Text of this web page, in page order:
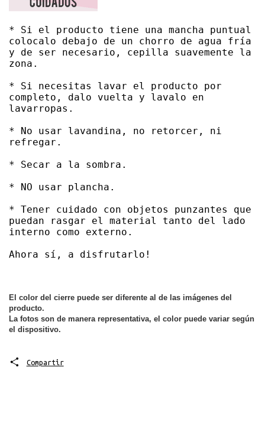
* Si el producto tiene una mancha puntual
colocalo debajo de un chorro de agua fría
y de ser necesario, cepilla suavemente la
zona.
* Si necesitas lavar el producto por
completo, dalo vuelta y lavalo en
lavarropas.
* No usar lavandina, no retorcer, ni
refregar.
* Secar a la sombra.
* NO usar plancha.
* Tener cuidado con objetos punzantes que
puedan rasgar el material tanto del lado
interno como externo.
Ahora sí, a disfrutarlo!
El color del cierre puede ser diferente al de las imágenes del
producto.
La fotos son de manera representativa, el color puede variar según
el dispositivo.
Compartir